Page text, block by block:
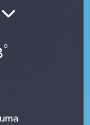
°